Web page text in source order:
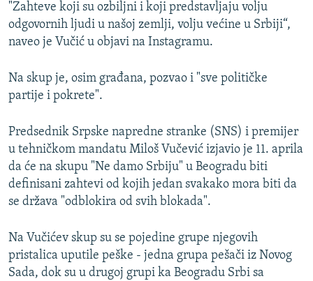
"Zahteve koji su ozbiljni i koji predstavljaju volju
odgovornih ljudi u našoj zemlji, volju većine u Srbiji“,
naveo je Vučić u objavi na Instagramu.
Na skup je, osim građana, pozvao i "sve političke
partije i pokrete".
Predsednik Srpske napredne stranke (SNS) i premijer
u tehničkom mandatu Miloš Vučević izjavio je 11. aprila
da će na skupu "Ne damo Srbiju" u Beogradu biti
definisani zahtevi od kojih jedan svakako mora biti da
se država "odblokira od svih blokada".
Na Vučićev skup su se pojedine grupe njegovih
pristalica uputile peške - jedna grupa pešači iz Novog
Sada, dok su u drugoj grupi ka Beogradu Srbi sa